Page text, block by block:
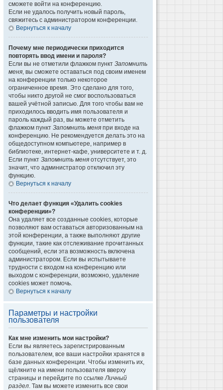
сможете войти на конференцию.
Если не удалось получить новый пароль,
свяжитесь с администратором конференции.
Вернуться к началу
Почему мне периодически приходится
повторять ввод имени и пароля?
Если вы не отметили флажком пункт Запомнить
меня, вы сможете оставаться под своим именем
на конференции только некоторое
ограниченное время. Это сделано для того,
чтобы никто другой не смог воспользоваться
вашей учётной записью. Для того чтобы вам не
приходилось вводить имя пользователя и
пароль каждый раз, вы можете отметить
флажком пункт Запомнить меня при входе на
конференцию. Не рекомендуется делать это на
общедоступном компьютере, например в
библиотеке, интернет-кафе, университете и т. д.
Если пункт Запомнить меня отсутствует, это
значит, что администратор отключил эту
функцию.
Вернуться к началу
Что делает функция «Удалить cookies
конференции»?
Она удаляет все созданные cookies, которые
позволяют вам оставаться авторизованным на
этой конференции, а также выполняют другие
функции, такие как отслеживание прочитанных
сообщений, если эта возможность включена
администратором. Если вы испытываете
трудности с входом на конференцию или
выходом с конференции, возможно, удаление
cookies может помочь.
Вернуться к началу
Параметры и настройки
пользователя
Как мне изменить мои настройки?
Если вы являетесь зарегистрированным
пользователем, все ваши настройки хранятся в
базе данных конференции. Чтобы изменить их,
щёлкните на имени пользователя вверху
страницы и перейдите по ссылкеЛичный
раздел. Там вы можете изменить все свои